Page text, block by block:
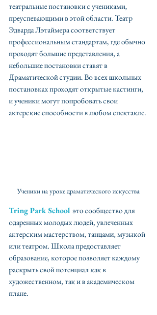
театральные постановки с учениками,
преуспевающими в этой области. Театр
Эдварда Лэтаймера соответствует
профессиональным стандартам, где обычно
проходят большие представления, а
небольшие постановки ставят в
Драматической студии. Во всех школьных
постановках проходят открытые кастинги,
и ученики могут попробовать свои
актерские способности в любом спектакле.
Ученики на уроке драматического искусства
Tring Park School это сообщество для
одаренных молодых людей, увлеченных
актерским мастерством, танцами, музыкой
или театром. Школа предоставляет
образование, которое позволяет каждому
раскрыть свой потенциал как в
художественном, так и в академическом
плане. ⠀